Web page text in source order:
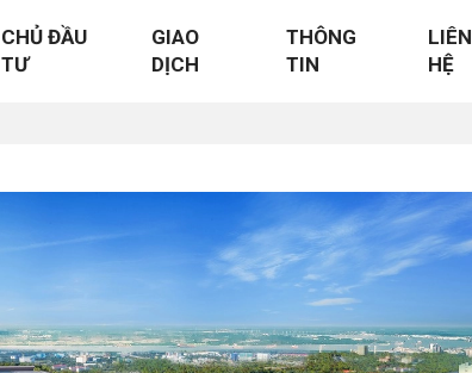
CHỦ ĐẦU
TƯ
GIAO
DỊCH
THÔNG
TIN
LIÊN
HỆ